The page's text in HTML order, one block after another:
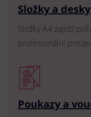
Složky a desky
Složky A4 zajistí
profesionální
Poukazy a